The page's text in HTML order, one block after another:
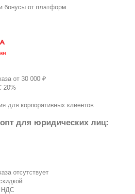
бонусы от платформ
от 30 000 ₽
20%
для корпоративных клиентов
для юридических лиц:
отсутствует
НДС